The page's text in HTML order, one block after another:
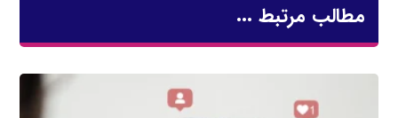
مطالب مرتبط ...